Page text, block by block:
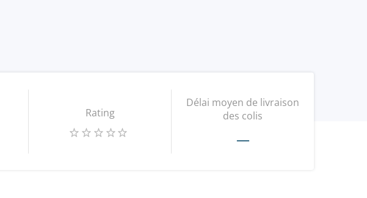
Rating
Délai moyen de livraison
des colis
—